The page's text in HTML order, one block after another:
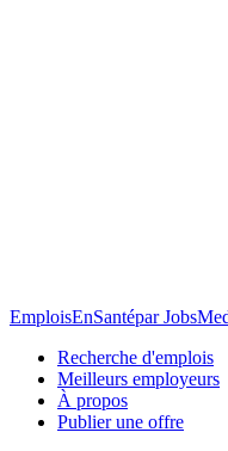
EmploisEnSantépar
Recherche d'emplois
Meilleurs employeurs
À propos
Publier une offre